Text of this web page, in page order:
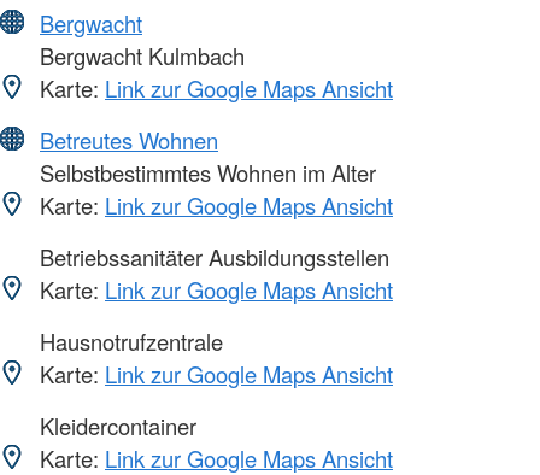
Bergwacht
Bergwacht Kulmbach
Karte: Link zur Google Maps Ansicht
Betreutes Wohnen
Selbstbestimmtes Wohnen im Alter
Karte: Link zur Google Maps Ansicht
Betriebssanitäter Ausbildungsstellen
Karte: Link zur Google Maps Ansicht
Hausnotrufzentrale
Karte: Link zur Google Maps Ansicht
Kleidercontainer
Karte: Link zur Google Maps Ansicht